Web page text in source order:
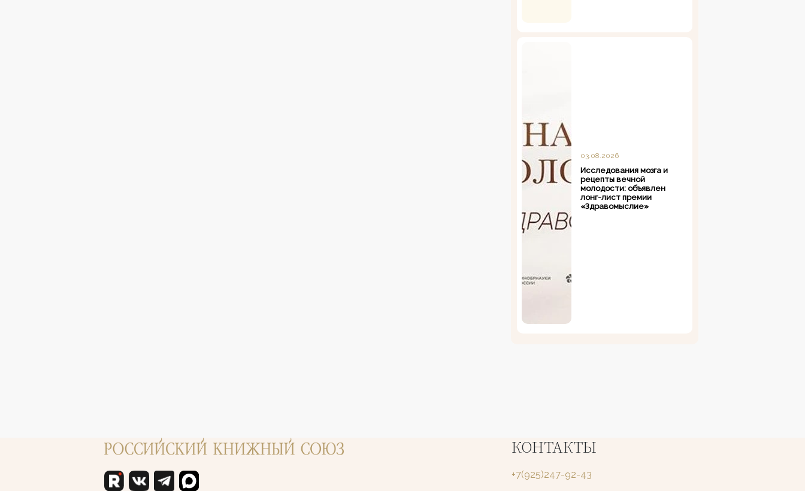
03.08.2026
Исследования мозга и
рецепты вечной
молодости: объявлен
лонг-лист премии
«Здравомыслие»
КОНТАКТЫ
+7(925)247-92-43